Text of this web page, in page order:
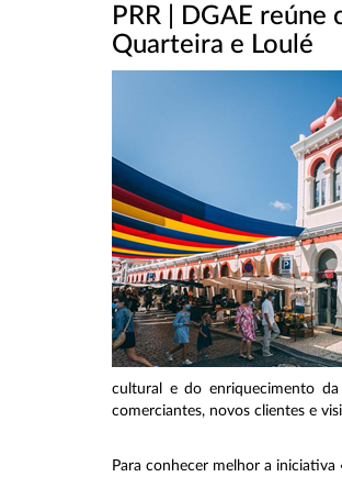
PRR | DGAE
Quarteira e Loulé
cultural e do enriquecimento
comerciantes, novos clientes e
Para conhecer melhor a iniciativa